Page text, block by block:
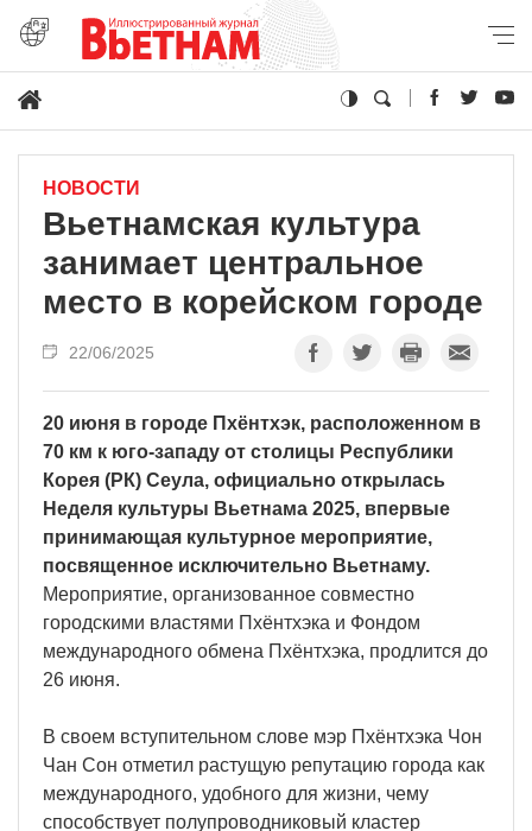
НОВОСТИ
Вьетнамская культура
занимает центральное
место в корейском городе
22/06/2025
20 июня в городе Пхёнтхэк, расположенном в
70 км к юго-западу от столицы Республики
Корея (РК) Сеула, официально открылась
Неделя культуры Вьетнама 2025, впервые
принимающая культурное мероприятие,
посвященное исключительно Вьетнаму.
Мероприятие, организованное совместно
городскими властями Пхёнтхэка и Фондом
международного обмена Пхёнтхэка, продлится до
26 июня.
В своем вступительном слове мэр Пхёнтхэка Чон
Чан Сон отметил растущую репутацию города как
международного, удобного для жизни, чему
способствует полупроводниковый кластер